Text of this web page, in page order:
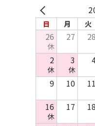
その他布製品
木製製品
キッチン・日用品・
入稿方法
お支払いについて
在庫預かり/発送/
イベント協賛申込み
お問い合わせ
資料請求
日 月 火
26
休
27 28
2
休
3
休
9
10 11
16
休
17 18